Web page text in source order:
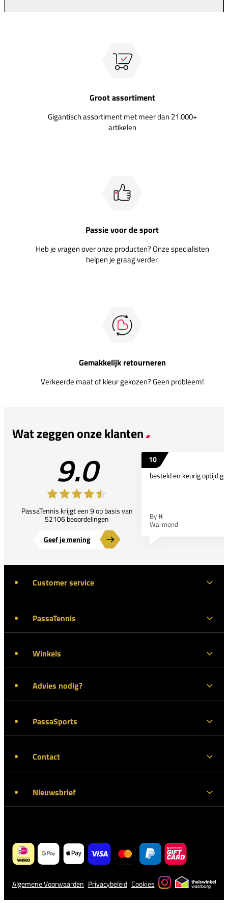
Groot assortiment
Gigantisch assortiment met meer dan 21.000+
artikelen
Passie voor de sport
Heb je vragen over onze producten? Onze specialisten
helpen je graag verder.
Gemakkelijk retourneren
Verkeerde maat of kleur gekozen? Geen probleem!
Wat zeggen onze klanten
9.0
PassaTennis krijgt een 9 op basis van
52106 beoordelingen
Geef je mening
10
besteld en keurig optijd
By H
Warmond
Customer service
PassaTennis
Winkels
Advies nodig?
PassaSports
Contact
Nieuwsbrief
Algemene Voorwaarden Privacybeleid Cookies